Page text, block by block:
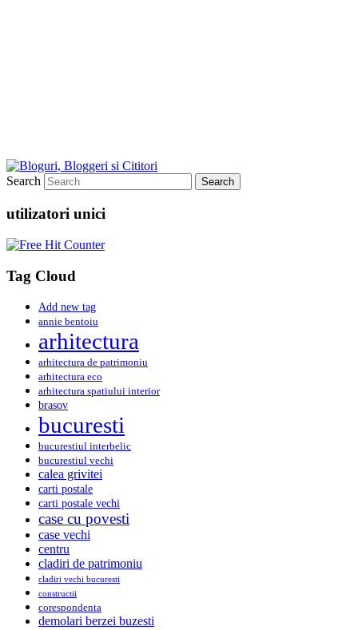
Search
utilizatori unici
Tag Cloud
Add new tag
annie bentoiu
arhitectura
arhitectura de patrimoniu
arhitectura eco
arhitectura spatiului interior
brasov
bucuresti
bucurestiul interbelic
bucurestiul vechi
calea grivitei
carti postale
carti postale vechi
case cu povesti
case vechi
centru
cladiri de patrimoniu
cladiri vechi bucuresti
constructii
corespondenta
demolari berzei buzesti